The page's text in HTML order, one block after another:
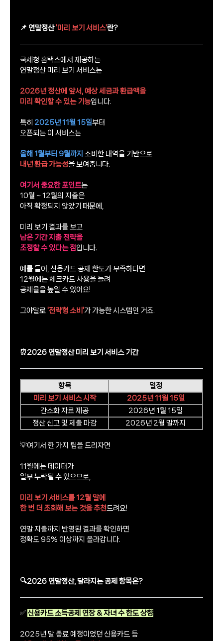
📌 연말정산'미리 보기 서비스'란?
국세청 홈택스에서 제공하는
연말정산 미리 보기 서비스는
2026년 정산에 앞서, 예상 세금과 환급액을
미리 확인할 수 있는 기능입니다.
특히 2025년 11월 15일부터
오픈되는 이 서비스는
올해 1월부터 9월까지 소비한 내역을 기반으로
내년 환급 가능성을 보여줍니다.
여기서 중요한 포인트는
10월 ~ 12월의 지출은
아직 확정되지 않았기 때문에,
미리 보기 결과를 보고
남은 기간 지출 전략을
조정할 수 있다는 점입니다.
예를 들어, 신용카드 공제 한도가 부족하다면
12월에는 체크카드 사용을 늘려
공제율을 높일 수 있어요!
그야말로 '전략형 소비'가 가능한 시스템인 거죠.
⏰2026 연말정산 미리 보기 서비스 기간
항목
일정
미리 보기 서비스 시작
2025년 11월 15일
간소화 자료 제공
2026년 1월 15일
정산 신고 및 제출 마감
2026년 2월 말까지
💡여기서 한 가지 팁을 드리자면
11월에는 데이터가
일부 누락될 수 있으므로,
미리 보기 서비스를 12월 말에
한 번 더 조회해 보는 것을 추천드려요!
연말 지출까지 반영된 결과를 확인하면
정확도 95% 이상까지 올라갑니다.
🔍2026 연말정산, 달라지는 공제 항목은?
✅신용카드 소득공제 연장 & 자녀 수 한도 상향
2025년 말 종료 예정이었던 신용카드 등